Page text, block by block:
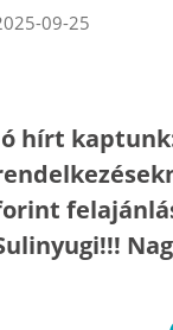
09-25
hírt